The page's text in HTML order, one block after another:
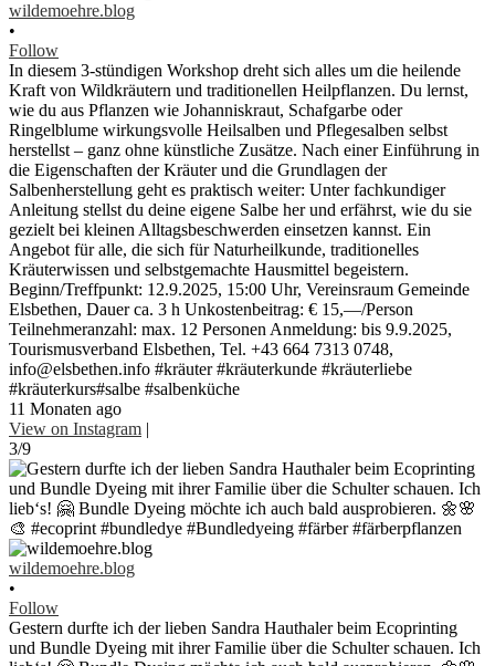
wildemoehre.blog
•
Follow
In diesem 3-stündigen Workshop dreht sich alles um die heilende
Kraft von Wildkräutern und traditionellen Heilpflanzen. Du lernst,
wie du aus Pflanzen wie Johanniskraut, Schafgarbe oder
Ringelblume wirkungsvolle Heilsalben und Pflegesalben selbst
herstellst – ganz ohne künstliche Zusätze. Nach einer Einführung in
die Eigenschaften der Kräuter und die Grundlagen der
Salbenherstellung geht es praktisch weiter: Unter fachkundiger
Anleitung stellst du deine eigene Salbe her und erfährst, wie du sie
gezielt bei kleinen Alltagsbeschwerden einsetzen kannst. Ein
Angebot für alle, die sich für Naturheilkunde, traditionelles
Kräuterwissen und selbstgemachte Hausmittel begeistern.
Beginn/Treffpunkt: 12.9.2025, 15:00 Uhr, Vereinsraum Gemeinde
Elsbethen, Dauer ca. 3 h Unkostenbeitrag: € 15,—/Person
Teilnehmeranzahl: max. 12 Personen Anmeldung: bis 9.9.2025,
Tourismusverband Elsbethen, Tel. +43 664 7313 0748,
info@elsbethen.info #kräuter #kräuterkunde #kräuterliebe
#kräuterkurs#salbe #salbenküche
11 Monaten ago
View on Instagram |
3/9
wildemoehre.blog
•
Follow
Gestern durfte ich der lieben Sandra Hauthaler beim Ecoprinting
und Bundle Dyeing mit ihrer Familie über die Schulter schauen. Ich